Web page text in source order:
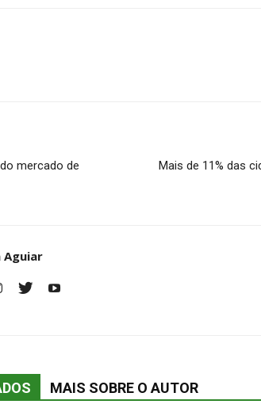
mercado de
Mais de 11% das
Aguiar
MAIS SOBRE O AUTOR